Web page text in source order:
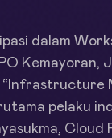
dalam
Kemayoran,
pelaku